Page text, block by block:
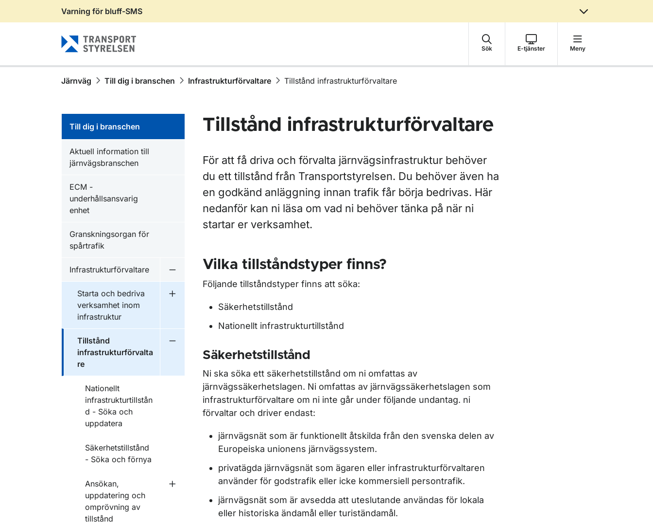
Gå till sidans innehåll
Varning för bluff-SMS
Sök E-tjänster Meny
Järnväg Till dig i branschen Infrastrukturförvaltare Tillstånd infrastrukturförvaltare
Till dig i branschen
Aktuell information till
järnvägsbranschen
ECM -
underhållsansvarig
enhet
Granskningsorgan för
spårtrafik
Infrastrukturförvaltare
Starta och bedriva
verksamhet inom
infrastruktur
Undermeny för Starta och bedriva verksamhet inom infrastruktur
Tillstånd
infrastrukturförvalta
re
Nationellt
infrastrukturtillstån
d - Söka och
uppdatera
Säkerhetstillstånd
- Söka och förnya
Ansökan,
uppdatering och
omprövning av
tillstånd
Undermeny för Ansökan, uppdatering och omprövning av tillstånd
Tillstånd infrastrukturförvaltare
För att få driva och förvalta järnvägsinfrastruktur behöver
du ett tillstånd från Transportstyrelsen. Du behöver även ha
en godkänd anläggning innan trafik får börja bedrivas. Här
nedanför kan ni läsa om vad ni behöver tänka på när ni
startar er verksamhet.
Vilka tillståndstyper finns?
Följande tillståndstyper finns att söka:
Säkerhetstillstånd
Nationellt infrastrukturtillstånd
Säkerhetstillstånd
Ni ska söka ett säkerhetstillstånd om ni omfattas av
järnvägssäkerhetslagen. Ni omfattas av järnvägssäkerhetslagen som
infrastrukturförvaltare om ni inte går under följande undantag. ni
förvaltar och driver endast:
järnvägsnät som är funktionellt åtskilda från den svenska delen av
Europeiska unionens järnvägssystem.
privatägda järnvägsnät som ägaren eller infrastrukturförvaltaren
använder för godstrafik eller icke kommersiell persontrafik.
järnvägsnät som är avsedda att uteslutande användas för lokala
eller historiska ändamål eller turiständamål.